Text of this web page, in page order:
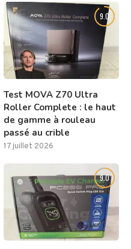
9.0
Test MOVA Z70 Ultra
Roller Complete : le haut
de gamme à rouleau
passé au crible
17 juillet 2026
9.0